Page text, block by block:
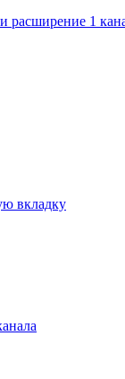
расширение 1
вкладку